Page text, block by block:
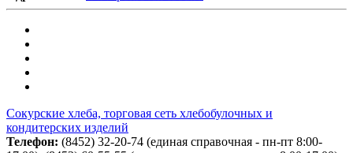
Сокурские хлеба, торговая сеть хлебобулочных и
кондитерских изделий
Телефон: (8452) 32-20-74 (единая справочная - пн-пт 8:00-